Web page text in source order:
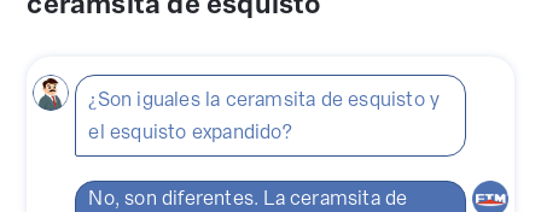
¿Son iguales la ceramsita de esquisto y
el esquisto expandido?
No, son diferentes. La ceramsita de